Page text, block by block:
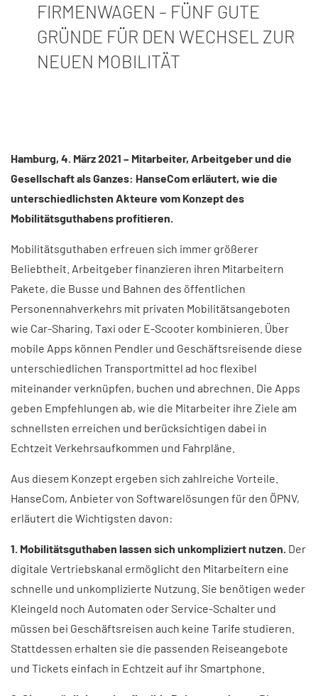
FIRMENWAGEN – FÜNF GUTE
GRÜNDE FÜR DEN WECHSEL ZUR
NEUEN MOBILITÄT
Hamburg, 4. März 2021 – Mitarbeiter, Arbeitgeber und die
Gesellschaft als Ganzes: HanseCom erläutert, wie die
unterschiedlichsten Akteure vom Konzept des
Mobilitätsguthabens profitieren.
Mobilitätsguthaben erfreuen sich immer größerer
Beliebtheit. Arbeitgeber finanzieren ihren Mitarbeitern
Pakete, die Busse und Bahnen des öffentlichen
Personennahverkehrs mit privaten Mobilitätsangeboten
wie Car-Sharing, Taxi oder E-Scooter kombinieren. Über
mobile Apps können Pendler und Geschäftsreisende diese
unterschiedlichen Transportmittel ad hoc flexibel
miteinander verknüpfen, buchen und abrechnen. Die Apps
geben Empfehlungen ab, wie die Mitarbeiter ihre Ziele am
schnellsten erreichen und berücksichtigen dabei in
Echtzeit Verkehrsaufkommen und Fahrpläne.
Aus diesem Konzept ergeben sich zahlreiche Vorteile.
HanseCom, Anbieter von Softwarelösungen für den ÖPNV,
erläutert die Wichtigsten davon:
1. Mobilitätsguthaben lassen sich unkompliziert nutzen. Der
digitale Vertriebskanal ermöglicht den Mitarbeitern eine
schnelle und unkomplizierte Nutzung. Sie benötigen weder
Kleingeld noch Automaten oder Service-Schalter und
müssen bei Geschäftsreisen auch keine Tarife studieren.
Stattdessen erhalten sie die passenden Reiseangebote
und Tickets einfach in Echtzeit auf ihr Smartphone.